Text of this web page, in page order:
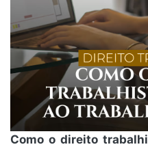
Como o direito